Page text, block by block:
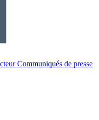
Communiqués de presse